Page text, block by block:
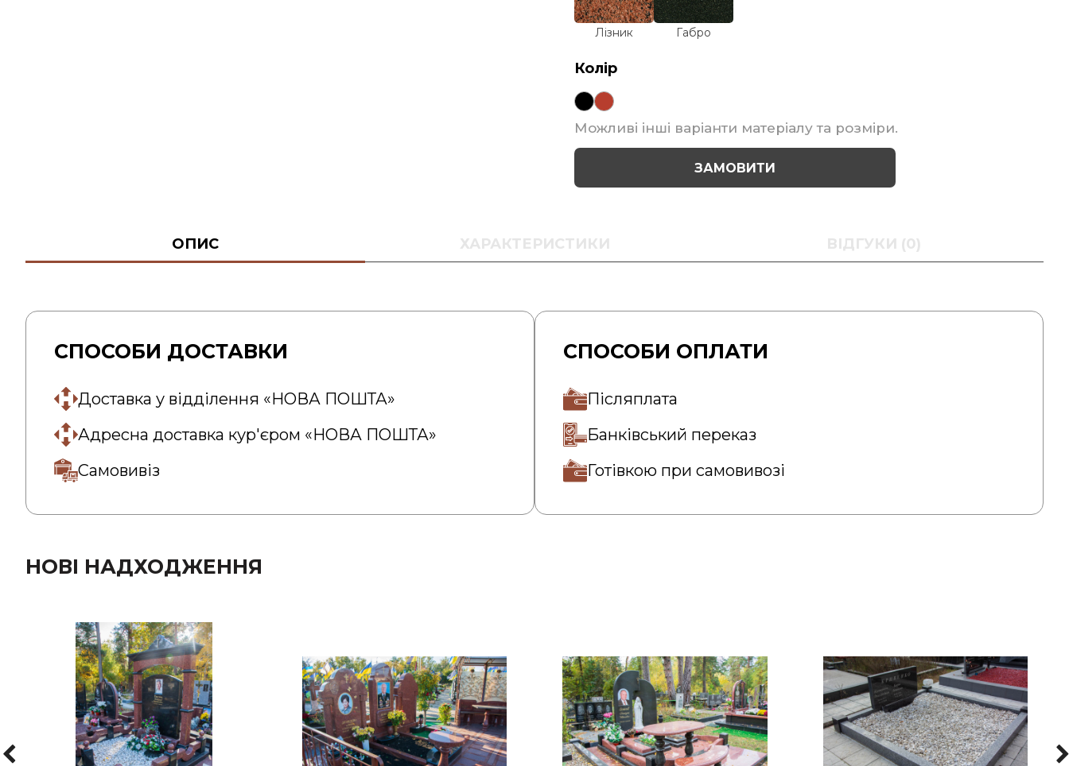
Лізник Габро
Колір
Можливі інші варіанти матеріалу та розміри.
ЗАМОВИТИ
ОПИС ХАРАКТЕРИСТИКИ ВІДГУКИ (0)
СПОСОБИ ДОСТАВКИ
Доставка у відділення «НОВА ПОШТА»
Адресна доставка кур'єром «НОВА ПОШТА»
Самовивіз
СПОСОБИ ОПЛАТИ
Післяплата
Банківський переказ
Готівкою при самовивозі
НОВІ НАДХОДЖЕННЯ